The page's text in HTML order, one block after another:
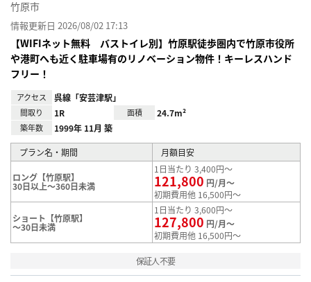
竹原市
情報更新日 2026/08/02 17:13
【WIFIネット無料 バストイレ別】竹原駅徒歩圏内で竹原市役所
や港町へも近く駐車場有のリノベーション物件！キーレスハンド
フリー！
アクセス 呉線「安芸津駅」
間取り 1R 面積 24.7m²
築年数 1999年 11月 築
プラン名・期間 月額目安
ロング【竹原駅】
30日以上～360日未満
1日当たり 3,400円～
121,800 円/月～
初期費用他 16,500円～
ショート【竹原駅】
～30日未満
1日当たり 3,600円～
127,800 円/月～
初期費用他 16,500円～
保証人不要